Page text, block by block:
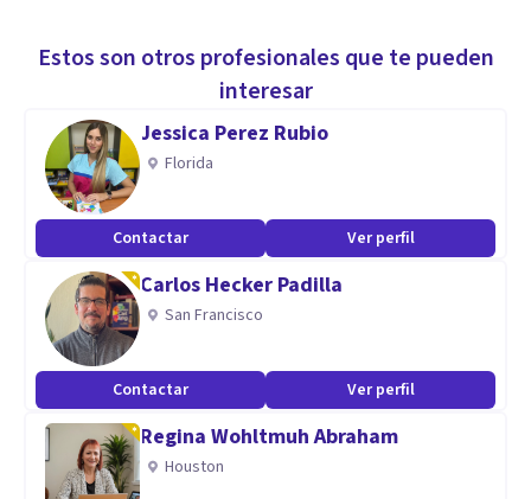
Estos son otros profesionales que te pueden
interesar
Jessica Perez Rubio
Florida
Contactar Ver perfil
Carlos Hecker Padilla
San Francisco
Contactar Ver perfil
Regina Wohltmuh Abraham
Houston